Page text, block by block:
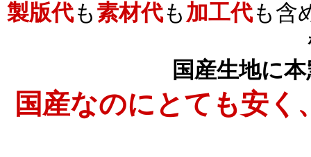
製版代も 素材代も 加工代も含
国産生地に
国産なのにとても安